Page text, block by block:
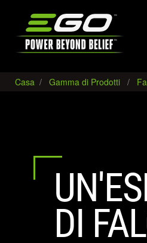
Casa Gamma di Prodotti
DI